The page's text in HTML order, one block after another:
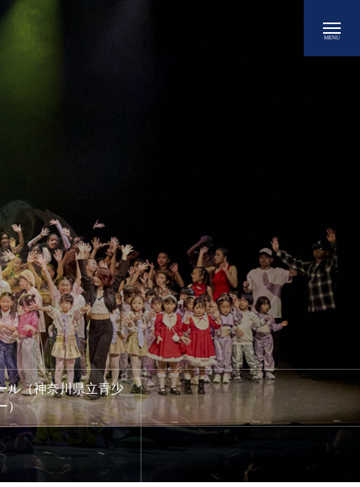
ル（神奈川県立青少
）